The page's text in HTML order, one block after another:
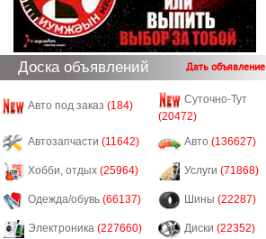
Доска объявлений Дать объявление
Авто под заказ (184)
Суточно-Тут
(20472)
Автозапчасти (11642) Авто (136627)
Хобби, отдых (25964) Услуги (71868)
Одежда/обувь (66137) Шины (22287)
Электроника (227660) Диски (22352)